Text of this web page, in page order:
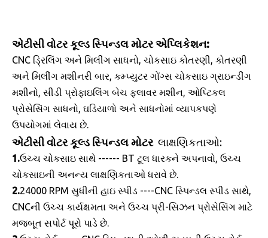
એટીસી વોટર કૂલ્ડ સ્પિન્ડલ મોટર એપ્લિકેશન:
CNC ડ્રિલિંગ અને મિલીંગ સાધનો, ચોકસાઇ કોતરણી, કોતરણી
અને મિલીંગ મશીનરી બાર, કમ્પ્યુટર ગોંગ્સ ચોકસાઇ ગ્રાઇન્ડીંગ
મશીનો, સીડી પ્રોફાઇલિંગ બેચ ફ્લાવર મશીન, ઓપ્ટિકલ
પ્રોસેસિંગ સાધનો, ઘડિયાળો અને સાધનોમાં વ્યાપકપણે
ઉપયોગમાં લેવાય છે.
એટીસી વોટર કૂલ્ડ સ્પિન્ડલ મોટર લાક્ષણિકતાઓ:
1.ઉચ્ચ ચોકસાઇ સાથે ------ BT ટૂલ ધારકને અપનાવો, ઉચ્ચ
ચોકસાઇની અનન્ય લાક્ષણિકતાઓ ધરાવે છે.
2.24000 RPM સુધીની હાઇ સ્પીડ ----CNC સ્પિન્ડલ સ્પીડ સાથે,
CNCની ઉચ્ચ કાર્યક્ષમતા અને ઉચ્ચ પ્રી-સિઝન પ્રોસેસિંગ માટે
મજબૂત સપોર્ટ પૂરો પાડે છે.